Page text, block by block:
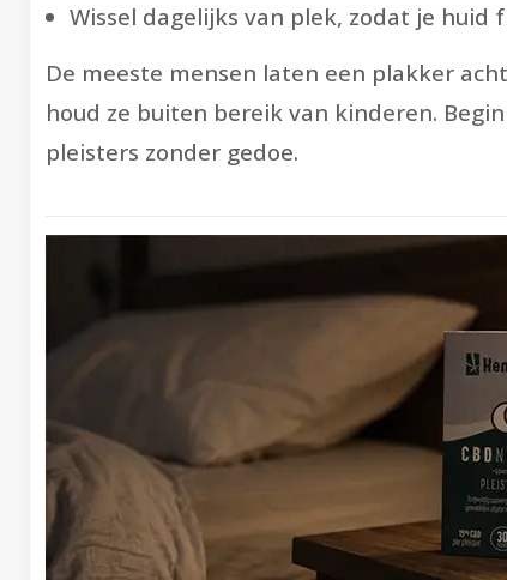
Wissel dagelijks van plek, zodat je huid
De meeste mensen laten een plakker
houd ze buiten bereik van kinderen.
pleisters zonder gedoe.